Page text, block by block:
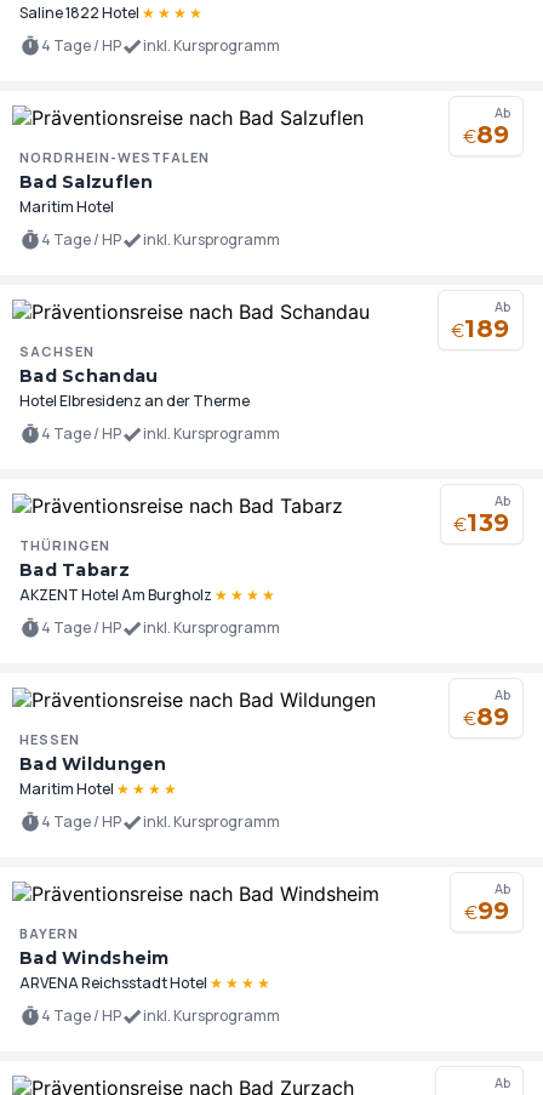
Saline 1822 Hotel ★ ★ ★ ★
4 Tage / HP
inkl. Kursprogramm
Ab
€89
NORDRHEIN-WESTFALEN
Bad Salzuflen
Maritim Hotel
4 Tage / HP
inkl. Kursprogramm
Ab
€189
SACHSEN
Bad Schandau
Hotel Elbresidenz an der Therme
4 Tage / HP
inkl. Kursprogramm
Ab
€139
THÜRINGEN
Bad Tabarz
AKZENT Hotel Am Burgholz ★ ★ ★ ★
4 Tage / HP
inkl. Kursprogramm
Ab
€89
HESSEN
Bad Wildungen
Maritim Hotel ★ ★ ★ ★
4 Tage / HP
inkl. Kursprogramm
Ab
€99
BAYERN
Bad Windsheim
ARVENA Reichsstadt Hotel ★ ★ ★ ★
4 Tage / HP
inkl. Kursprogramm
Ab